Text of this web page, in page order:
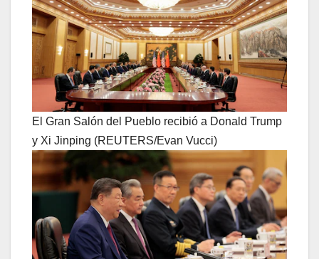
El Gran Salón del Pueblo recibió a Donald Trump
y Xi Jinping (REUTERS/Evan Vucci)